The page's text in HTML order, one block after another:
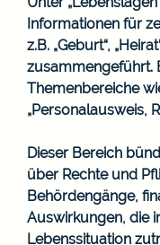
Informationen für
z.B. „Geburt“,
zusammengeführt.
Themenbereiche
„Personalausweis,
Dieser Bereich
über Rechte und
Behördengänge,
Auswirkungen, die
Lebenssituation